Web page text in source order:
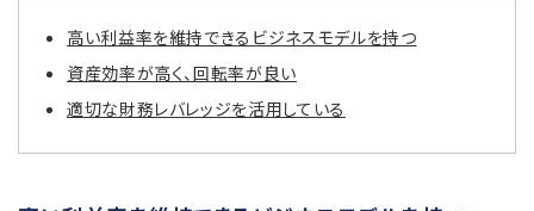
高い利益率を維持できるビジネスモデルを持つ
資産効率が高く、回転率が良い
適切な財務レバレッジを活用している